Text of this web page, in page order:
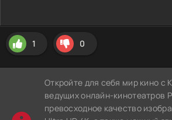
1 0
Откройте для себя мир кино с
ведущих онлайн-кинотеатров
превосходное качество